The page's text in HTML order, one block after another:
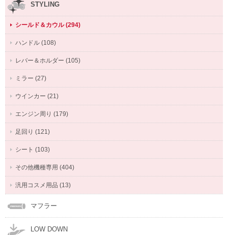
STYLING
シールド＆カウル (294)
ハンドル (108)
レバー＆ホルダー (105)
ミラー (27)
ウインカー (21)
エンジン周り (179)
足回り (121)
シート (103)
その他機種専用 (404)
汎用コスメ用品 (13)
マフラー
LOW DOWN